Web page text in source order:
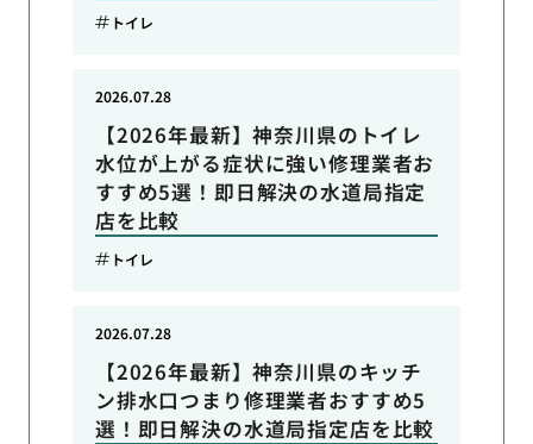
トイレ
【2026年最新】神奈川県のトイレ
水位が上がる症状に強い修理業者お
すすめ5選！即日解決の水道局指定
店を比較
2026.07.28
トイレ
【2026年最新】神奈川県のキッチ
ン排水口つまり修理業者おすすめ5
選！即日解決の水道局指定店を比較
2026.07.28